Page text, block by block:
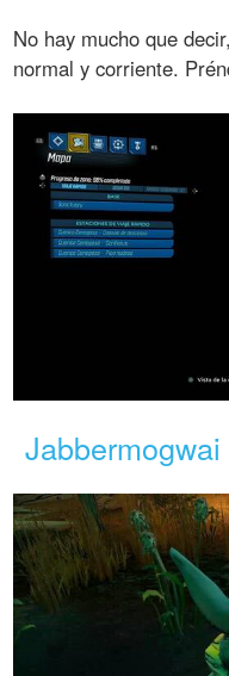
No hay mucho que
normal y corriente.
Jabbermogwai